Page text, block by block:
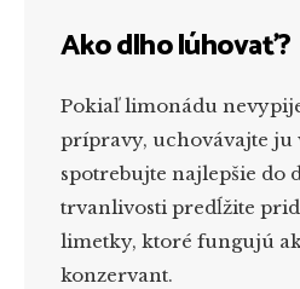
Ako dlho lúhovať?
Pokiaľ limonádu
prípravy, uchovávajte ju
spotrebujte najlepšie do
trvanlivosti predĺžite
limetky, ktoré fungujú
konzervant.